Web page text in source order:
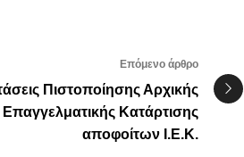
Επόμενο άρθρο
Πιστοποίησης Αρχικής
Επαγγελματικής Κατάρτισης
αποφοίτων Ι.Ε.Κ.